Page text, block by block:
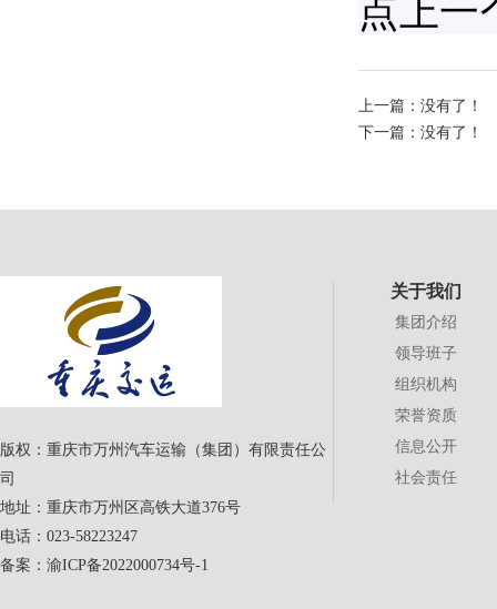
点上一
上一篇：没有了！
下一篇：没有了！
版权：重庆市万州汽车运输（集团）有限责任公
司
地址：重庆市万州区高铁大道376号
电话：023-58223247
备案： 渝ICP备2022000734号-1
关于我们
集团介绍
领导班子
组织机构
荣誉资质
信息公开
社会责任